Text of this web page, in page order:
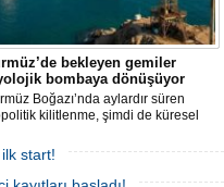
bekleyen gemiler
bombaya dönüşüyor
Boğazı’nda aylardır süren
kilitlenme, şimdi de küresel
olabilir. Sıcak sularda
bekleyen binden fazla gemi,
deniz canlıları için devasa bir
start!